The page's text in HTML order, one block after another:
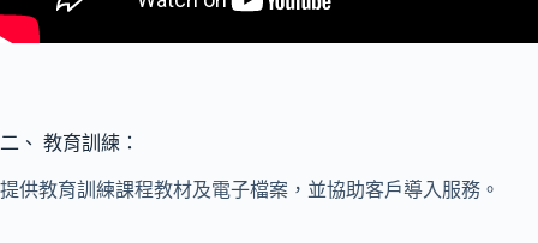
二、 教育訓練：
提供教育訓練課程教材及電子檔案，並協助客戶導入服務。